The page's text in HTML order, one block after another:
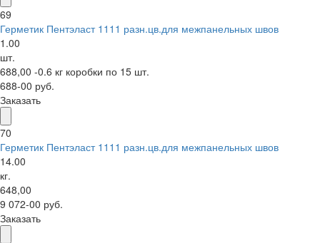
69
Герметик Пентэласт 1111 разн.цв.для межпанельных швов
1.00
шт.
688,00 -0.6 кг коробки по 15 шт.
688-00 руб.
Заказать
70
Герметик Пентэласт 1111 разн.цв.для межпанельных швов
14.00
кг.
648,00
9 072-00 руб.
Заказать